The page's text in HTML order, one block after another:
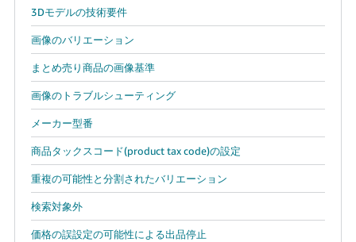
3Dモデルの技術要件
画像のバリエーション
まとめ売り商品の画像基準
画像のトラブルシューティング
メーカー型番
商品タックスコード(product tax code)の設定
重複の可能性と分割されたバリエーション
検索対象外
価格の誤設定の可能性による出品停止